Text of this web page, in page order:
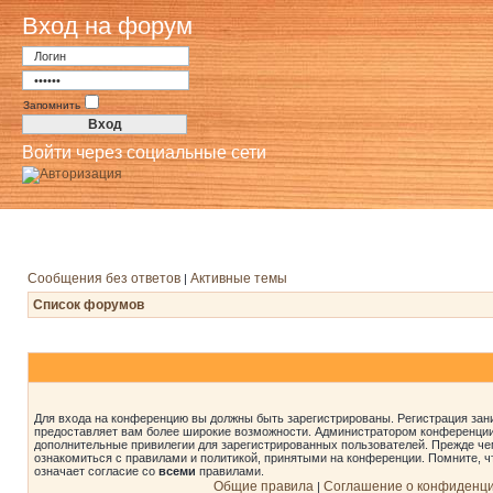
Вход на форум
Запомнить
Войти через социальные сети
Сообщения без ответов | Активные темы
Список форумов
Для входа на конференцию вы должны быть зарегистрированы. Регистрация
предоставляет вам более широкие возможности. Администратором
дополнительные привилегии для зарегистрированных пользователей. Прежде
ознакомиться с правилами и политикой, принятыми на конференции. Помните,
означает согласие со всеми правилами.
Общие правила | Соглашение о